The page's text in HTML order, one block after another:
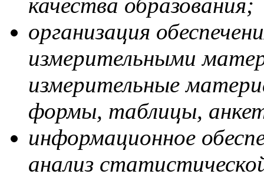
качества образования;
организация
измерительными
измерительные
формы, таблицы,
информационное
анализ